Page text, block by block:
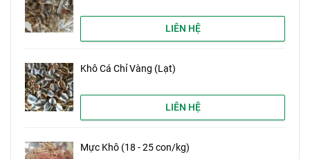
LIÊN HỆ
Khô Cá Chỉ Vàng (Lạt)
LIÊN HỆ
Mực Khô (18 - 25 con/kg)